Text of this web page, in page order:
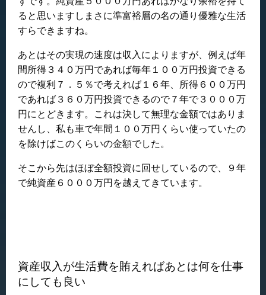
ると思いますしまさに準富裕層の名の通り優雅な生活
すらできますね。
あとはその実現の速度は収入によりますが、例えば年
間所得３４０万円であれば毎年１００万円投資できる
ので複利７．５％で考えれば１６年、所得６００万円
であれば３６０万円投資できるので７年で３０００万
円にとどきます。これは決して無理な金額ではありま
せんし、私も車で年間１００万円くらい使っていたの
を除けばこのくらいの金額でした。
そこから先はほぼ全額投資に回せしているので、９年
で純資産６０００万円を越えてきています。
資産収入が生活費を賄えればあとは何を仕事
にしても良い